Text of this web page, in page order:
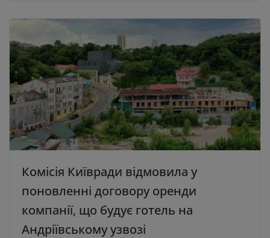
Комісія Київради відмовила у
поновленні договору оренди
компанії, що будує готель на
Андріївському узвозі